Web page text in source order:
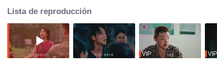
proteger la paz de su tierra natal.
Lista de reproducción
VIP VIP